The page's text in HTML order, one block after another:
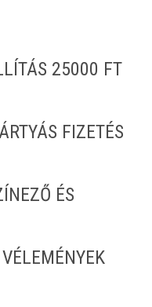
25000 FT
FIZETÉS
ÉS